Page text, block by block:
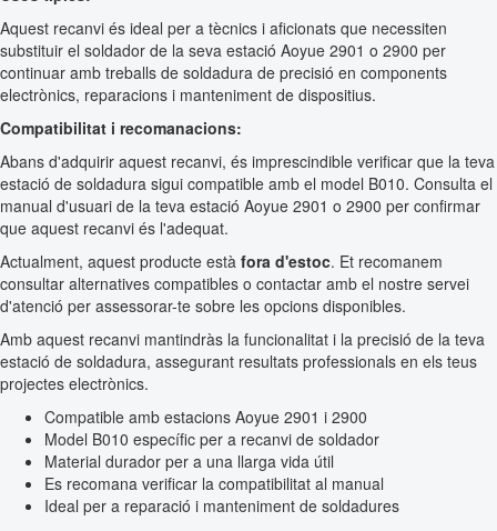
Aquest recanvi és ideal per a tècnics i aficionats que necessiten
substituir el soldador de la seva estació Aoyue 2901 o 2900 per
continuar amb treballs de soldadura de precisió en components
electrònics, reparacions i manteniment de dispositius.
Compatibilitat i recomanacions:
Abans d'adquirir aquest recanvi, és imprescindible verificar que la teva
estació de soldadura sigui compatible amb el model B010. Consulta el
manual d'usuari de la teva estació Aoyue 2901 o 2900 per confirmar
que aquest recanvi és l'adequat.
Actualment, aquest producte està fora d'estoc. Et recomanem
consultar alternatives compatibles o contactar amb el nostre servei
d'atenció per assessorar-te sobre les opcions disponibles.
Amb aquest recanvi mantindràs la funcionalitat i la precisió de la teva
estació de soldadura, assegurant resultats professionals en els teus
projectes electrònics.
Compatible amb estacions Aoyue 2901 i 2900
Model B010 específic per a recanvi de soldador
Material durador per a una llarga vida útil
Es recomana verificar la compatibilitat al manual
Ideal per a reparació i manteniment de soldadures